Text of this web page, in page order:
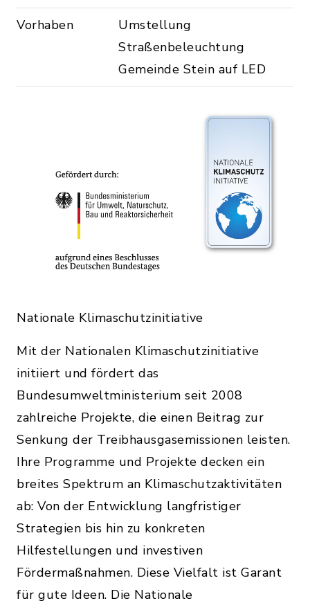
Vorhaben
Umstellung
Straßenbeleuchtung
Gemeinde Stein auf LED
Nationale Klimaschutzinitiative
Mit der Nationalen Klimaschutzinitiative
initiiert und fördert das
Bundesumweltministerium seit 2008
zahlreiche Projekte, die einen Beitrag zur
Senkung der Treibhausgasemissionen leisten.
Ihre Programme und Projekte decken ein
breites Spektrum an Klimaschutzaktivitäten
ab: Von der Entwicklung langfristiger
Strategien bis hin zu konkreten
Hilfestellungen und investiven
Fördermaßnahmen. Diese Vielfalt ist Garant
für gute Ideen. Die Nationale